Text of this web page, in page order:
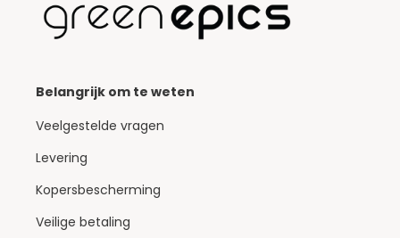
Belangrijk om te weten
Veelgestelde vragen
Levering
Kopersbescherming
Veilige betaling